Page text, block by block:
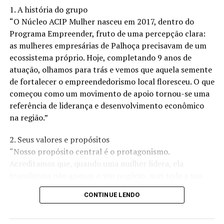
que vão desde processos simples de atendimento ao
cliente, até complexas operações de manufatura. Essa
automação não apenas aumenta a eficiência, mas
também libera recursos humanos para se concentrarem
em tarefas mais estratégicas e criativas, potencializando
uma nova era de produtividade empresarial”, pontua.
Personalização e experiência do cliente
No varejo, por exemplo, a IA está revolucionando a
maneira como as empresas interagem com seus
comportamento de compra, personalizando as
experiências de maneira a oferecer exatamente o que o
fidelização, colocando as empresas que utilizam a IA à
frente no mercado”, declara.
1. A história do grupo
“O Núcleo ACIP Mulher nasceu em 2017, dentro do
Programa Empreender, fruto de uma percepção clara:
as mulheres empresárias de Palhoça precisavam de um
ecossistema próprio. Hoje, completando 9 anos de
atuação, olhamos para trás e vemos que aquela semente
de fortalecer o empreendedorismo local floresceu. O que
começou como um movimento de apoio tornou-se uma
referência de liderança e desenvolvimento econômico
na região.”
2. Seus valores e propósitos
“Nosso propósito central é o protagonismo.
Acreditamos que, quando uma mulher lidera, ela
comunidade. Nossos valores são pautados na
colaboração, na ética e no crescimento conjunto. Não
CONTINUE LENDO